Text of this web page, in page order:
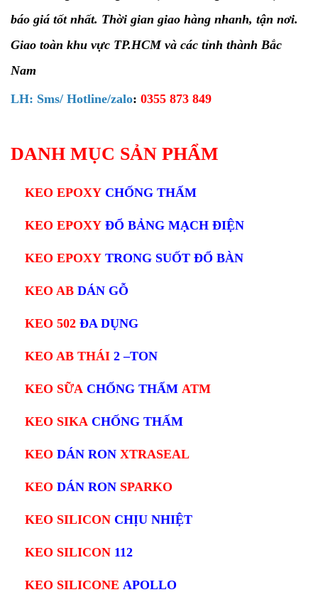
báo giá tốt nhất. Thời gian giao hàng nhanh, tận nơi.
Giao toàn khu vực TP.HCM và các tỉnh thành Bắc
Nam
LH: Sms/ Hotline/zalo: 0355 873 849
DANH MỤC SẢN PHẨM
KEO EPOXY CHỐNG THẤM
KEO EPOXY ĐỔ BẢNG MẠCH ĐIỆN
KEO EPOXY TRONG SUỐT ĐỔ BÀN
KEO AB DÁN GỖ
KEO 502 ĐA DỤNG
KEO AB THÁI 2 –TON
KEO SỮA CHỐNG THẤM ATM
KEO SIKA CHỐNG THẤM
KEO DÁN RON XTRASEAL
KEO DÁN RON SPARKO
KEO SILICON CHỊU NHIỆT
KEO SILICON 112
KEO SILICONE APOLLO